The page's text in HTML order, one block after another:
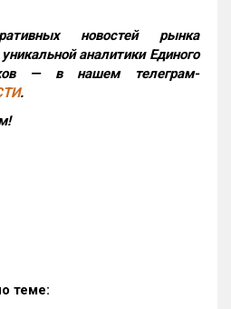
новостей рынка
аналитики Единого
— в нашем телеграм-
.
теме: